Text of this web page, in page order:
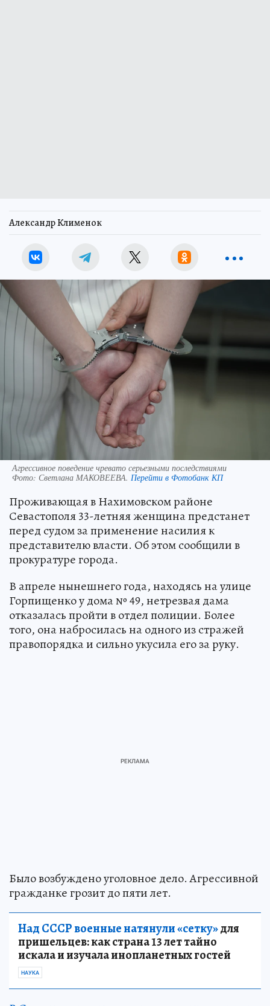
Александр Клименок
Агрессивное поведение чревато серьезными последствиями
Фото: Светлана МАКОВЕЕВА. Перейти в Фотобанк КП
Проживающая в Нахимовском районе
Севастополя 33-летняя женщина предстанет
перед судом за применение насилия к
представителю власти. Об этом сообщили в
прокуратуре города.
В апреле нынешнего года, находясь на улице
Горпищенко у дома № 49, нетрезвая дама
отказалась пройти в отдел полиции. Более
того, она набросилась на одного из стражей
правопорядка и сильно укусила его за руку.
Было возбуждено уголовное дело. Агрессивной
гражданке грозит до пяти лет.
Над СССР военные натянули «сетку»для
пришельцев: как страна 13 лет тайно
искала и изучала инопланетных гостей
НАУКА